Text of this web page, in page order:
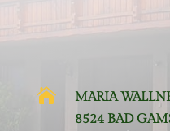

MARIA
8524 BAD